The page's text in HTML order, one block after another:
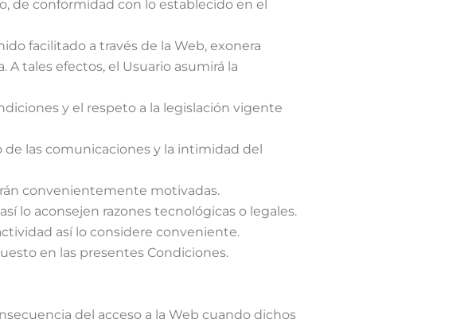
de conformidad con lo establecido en el
facilitado a través de la Web, exonera
tales efectos, el Usuario asumirá la
y el respeto a la legislación vigente
de las comunicaciones y la intimidad del
convenientemente motivadas.
lo aconsejen razones tecnológicas o legales.
así lo considere conveniente.
en las presentes Condiciones.
del acceso a la Web cuando dichos